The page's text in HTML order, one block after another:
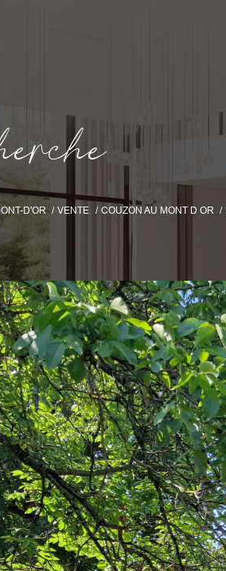
erche
D'OR VENTE COUZON AU MONT D OR